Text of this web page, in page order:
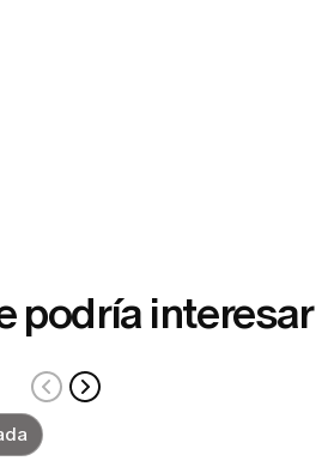
podría interesar